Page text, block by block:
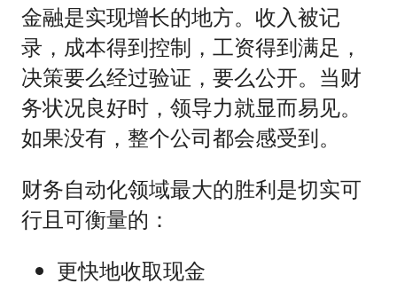
金融是实现增长的地方。收入被记
录，成本得到控制，工资得到满足，
决策要么经过验证，要么公开。当财
务状况良好时，领导力就显而易见。
如果没有，整个公司都会感受到。
财务自动化领域最大的胜利是切实可
行且可衡量的：
更快地收取现金